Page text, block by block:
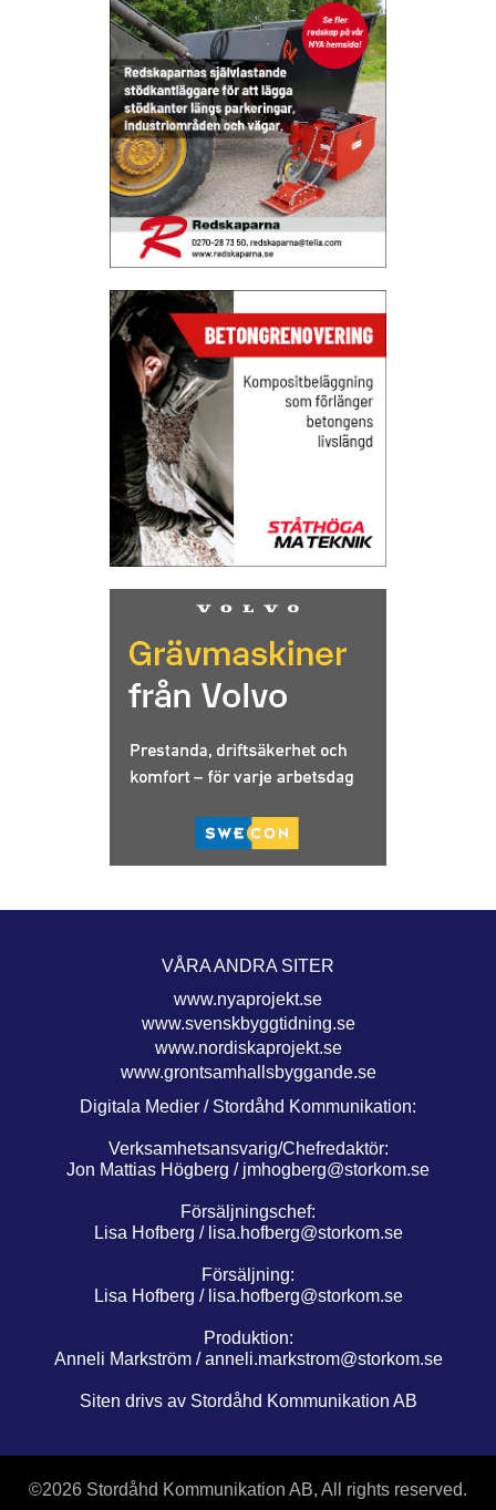
VÅRA ANDRA SITER
www.nyaprojekt.se
www.svenskbyggtidning.se
www.nordiskaprojekt.se
www.grontsamhallsbyggande.se
Digitala Medier / Stordåhd Kommunikation:
Verksamhetsansvarig/Chefredaktör:
Jon Mattias Högberg / jmhogberg@storkom.se
Försäljningschef:
Lisa Hofberg / lisa.hofberg@storkom.se
Försäljning:
Lisa Hofberg / lisa.hofberg@storkom.se
Produktion:
Anneli Markström /anneli.markstrom@storkom.se
Siten drivs av Stordåhd Kommunikation AB
©2026 Stordåhd Kommunikation AB, All rights reserved.